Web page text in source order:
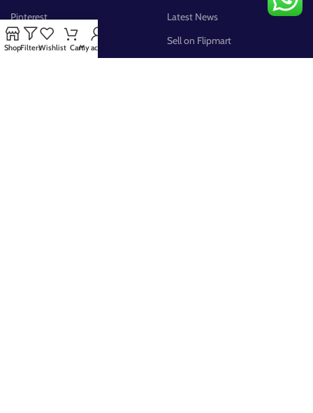
Pinterest
FB Group
Latest News
Sell on Flipmart
ShopFiltersWishlist CartMy account